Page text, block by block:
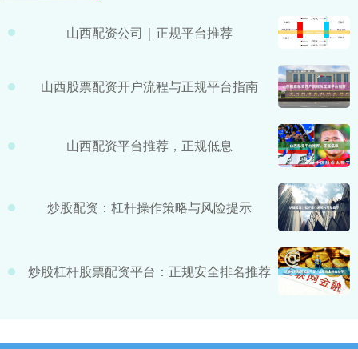
山西配资公司｜正规平台推荐
山西股票配资开户流程与正规平台指南
山西配资平台推荐，正规低息
炒股配资：杠杆操作策略与风险提示
炒股杠杆股票配资平台：正规安全排名推荐